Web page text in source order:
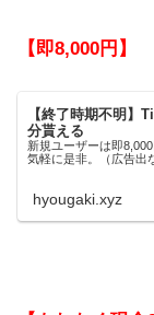
【即8,000円】
【終了時期不明】
分貰える
新規ユーザーは即
気軽に是非。（広告出
hyougaki.xyz